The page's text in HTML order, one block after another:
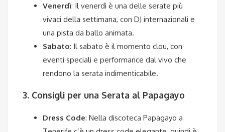
Venerdì: Il venerdì è una delle serate più
vivaci della settimana, con DJ internazionali e
una pista da ballo animata.
Sabato: Il sabato è il momento clou, con
eventi speciali e performance dal vivo che
rendono la serata indimenticabile.
3. Consigli per una Serata al Papagayo
Dress Code: Nella discoteca Papagayo a